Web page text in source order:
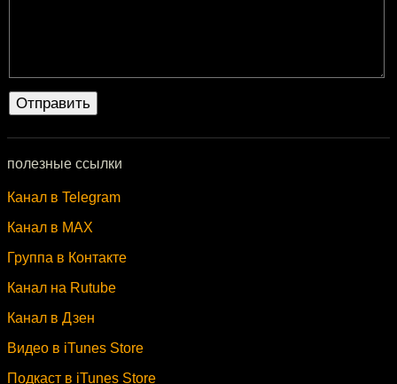
полезные ссылки
Канал в Telegram
Канал в MAX
Группа в Контакте
Канал на Rutube
Канал в Дзен
Видео в iTunes Store
Подкаст в iTunes Store